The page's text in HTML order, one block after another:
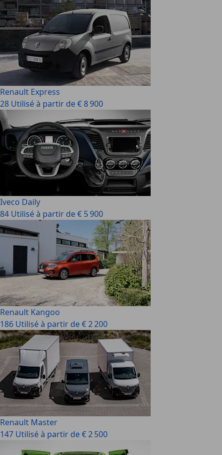
Renault Express
28 Utilisé à partir de € 8 900
Iveco Daily
84 Utilisé à partir de € 5 900
Renault Kangoo
186 Utilisé à partir de € 2 200
Renault Master
147 Utilisé à partir de € 2 500